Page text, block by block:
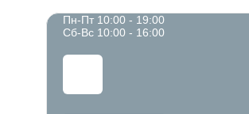
Пн-Пт 10:00 - 19:00
Сб-Вс 10:00 - 16:00